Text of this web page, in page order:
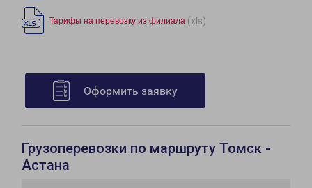
Тарифы на перевозку из филиала (xls)
Оформить заявку
Грузоперевозки по маршруту Томск -
Астана